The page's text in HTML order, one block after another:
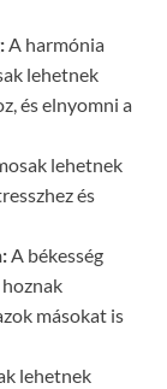
A harmónia
lehetnek
és elnyomni a
lehetnek
és
A békesség
másokat is
lehetnek